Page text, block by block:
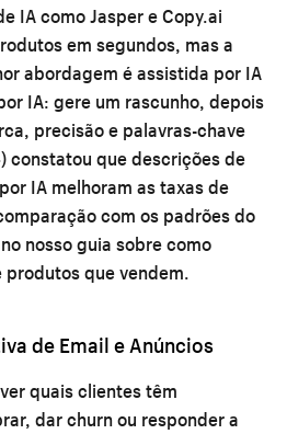
IA como Jasper e Copy.ai
em segundos, mas a
abordagem é assistida por IA
IA: gere um rascunho, depois
precisão e palavras-chave
constatou que descrições de
IA melhoram as taxas de
com os padrões do
nosso guia sobrecomo
que vendem.
de Email e Anúncios
quais clientes têm
dar churn ou responder a